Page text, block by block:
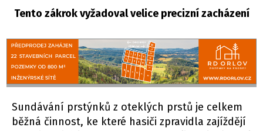
Tento zákrok vyžadoval velice precizní zacházení
Sundávání prstýnků z oteklých prstů je celkem
běžná činnost, ke které hasiči zpravidla zajíždějí